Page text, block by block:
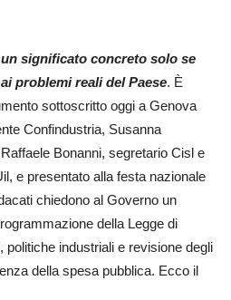
significato concreto solo se
problemi reali del Paese. È
sottoscritto oggi a Genova
Confindustria, Susanna
Bonanni, segretario Cisl e
e presentato alla festa nazionale
chiedono al Governo un
della Legge di
politiche industriali e revisione degli
della spesa pubblica. Ecco il